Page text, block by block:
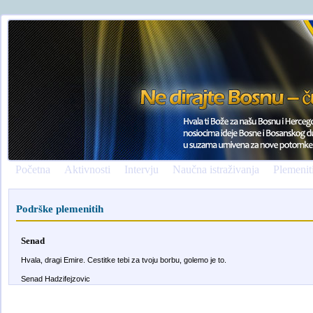
Početna Aktivnosti Intervju Naučna istraživanja
Podrške plemenitih
Senad
Hvala, dragi Emire. Cestitke tebi za tvoju borbu, golemo je to.
Senad Hadzifejzovic